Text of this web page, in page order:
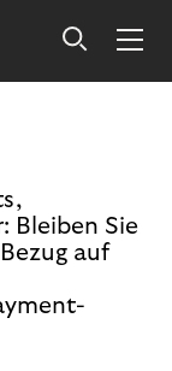
Bleiben Sie
auf